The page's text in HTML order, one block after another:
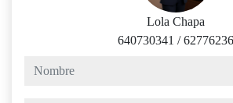
Lola Chapa
640730341 /62776236
nombre